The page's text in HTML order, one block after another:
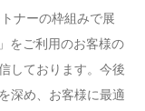
ナーの枠組みで展
をご利用のお客様の
しております。今後
深め、お客様に最適